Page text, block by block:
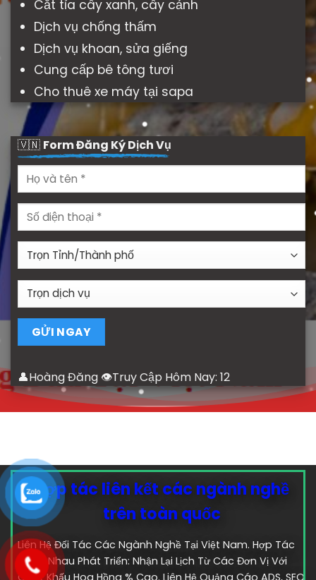
Cắt tỉa cây xanh, cây cảnh
Dịch vụ chống thấm
Dịch vụ khoan, sửa giếng
Cung cấp bê tông tươi
Cho thuê xe máy tại sapa
🇻🇳 Form Đăng Ký Dịch Vụ
👤Hoàng Đăng 👁Truy Cập Hôm Nay: 12
Hợp tác liên kết các ngành nghề
trên toàn quốc
Liên Hệ Đối Tác Các Ngành Nghề Tại Việt Nam. Hợp Tác
Cùng Nhau Phát Triển: Nhận Lại Lịch Từ Các Đơn Vị Với
Chiết Khấu Hoa Hồng % Cao. Liên Hệ Quảng Cáo ADS, SEO